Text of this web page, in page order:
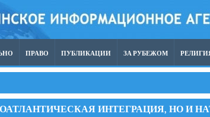
ПРАВО ПУБЛИКАЦИИ ЗА РУБЕЖОМ
ИНТЕГРАЦИЯ, НО И